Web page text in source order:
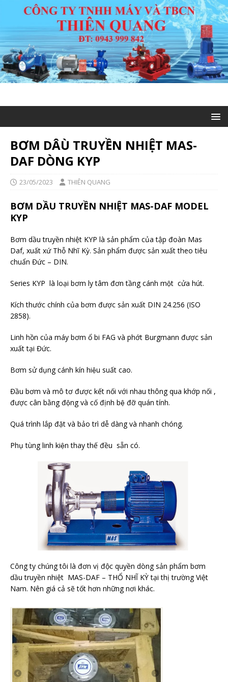
BƠM DÂÙ TRUYỀN NHIỆT MAS-
DAF DÒNG KYP
23/05/2023 THIÊN QUANG
BƠM DẦU TRUYỀN NHIỆT MAS-DAF MODEL
KYP
Bơm dầu truyền nhiệt KYP là sản phẩm của tập đoàn Mas
Daf, xuất xứ Thỗ Nhĩ Kỳ. Sản phẩm được sản xuất theo tiêu
chuẩn Đức – DIN.
Series KYP là loại bơm ly tâm đơn tầng cánh một cửa hút.
Kích thước chính của bơm được sản xuất DIN 24.256 (ISO
2858).
Linh hồn của máy bơm ổ bi FAG và phớt Burgmann được sản
xuất tại Đức.
Bơm sử dụng cánh kín hiệu suất cao.
Đầu bơm và mô tơ được kết nối với nhau thông qua khớp nối ,
được cân bằng động và cố định bệ đỡ quán tính.
Quá trình lắp đặt và bảo trì dễ dàng và nhanh chóng.
Phụ tùng linh kiện thay thế đều sẵn có.
Công ty chúng tôi là đơn vị độc quyền dòng sản phẩm bơm
dầu truyền nhiệt MAS-DAF – THỔ NHĨ KỲ tại thị trường Việt
Nam. Nên giá cả sẽ tốt hơn những nơi khác.